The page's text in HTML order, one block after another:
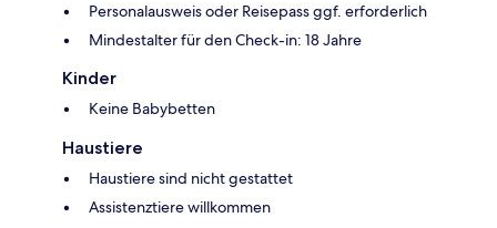
Personalausweis oder Reisepass ggf. erforderlich
Mindestalter für den Check-in: 18 Jahre
Kinder
Keine Babybetten
Haustiere
Haustiere sind nicht gestattet
Assistenztiere willkommen